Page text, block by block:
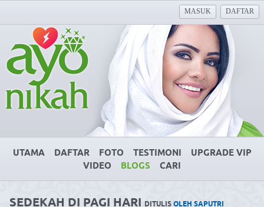
MASUK DAFTAR
UTAMA DAFTAR FOTO TESTIMONI
UPGRADE VIP
VIDEO
BLOGS CARI
SEDEKAH DI PAGI HARI DITULISOLEH SAPUTRI